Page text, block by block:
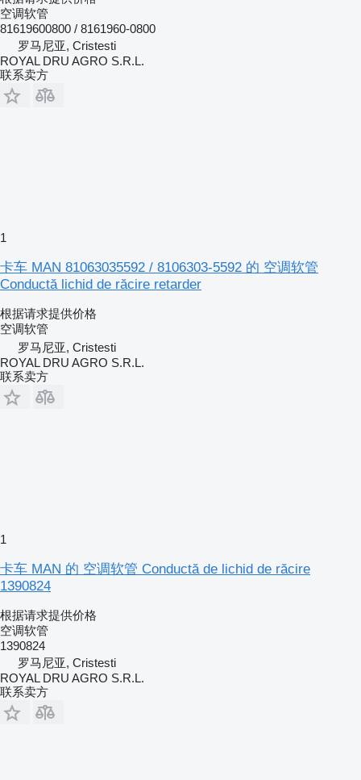
空调软管
81619600800 / 8161960-0800
罗马尼亚, Cristesti
ROYAL DRU AGRO S.R.L.
联系卖方
1
卡车 MAN 81063035592 / 8106303-5592 的 空调软管
Conductă lichid de răcire retarder
根据请求提供价格
空调软管
罗马尼亚, Cristesti
ROYAL DRU AGRO S.R.L.
联系卖方
1
卡车 MAN 的 空调软管 Conductă de lichid de răcire
1390824
根据请求提供价格
空调软管
1390824
罗马尼亚, Cristesti
ROYAL DRU AGRO S.R.L.
联系卖方